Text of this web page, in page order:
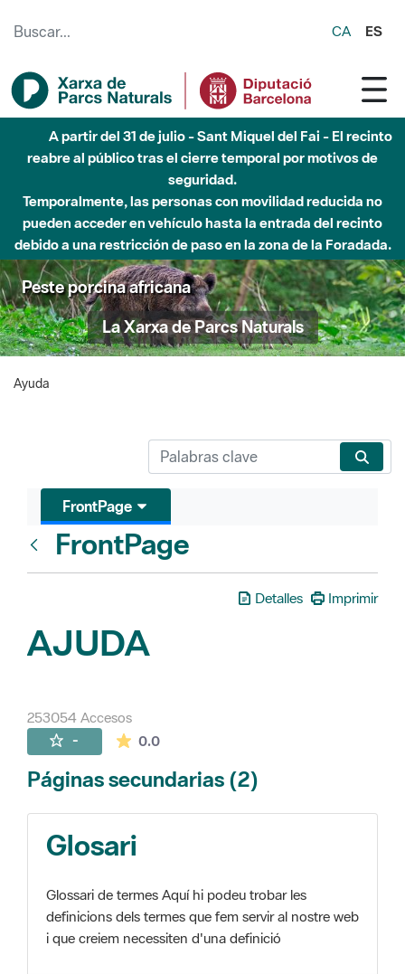
CA ES
A partir del 31 de julio - Sant Miquel del Fai - El recinto
reabre al público tras el cierre temporal por motivos de
seguridad.
Temporalmente, las personas con movilidad reducida no
pueden acceder en vehículo hasta la entrada del recinto
debido a una restricción de paso en la zona de la Foradada.
Peste porcina africana
La Xarxa de Parcs Naturals
Ayuda
FrontPage
FrontPage
Detalles Imprimir
AJUDA
253054 Accesos
- 0.0La valoración media es de 0 estrellas de
Páginas secundarias (2)
Glosari
Glossari de termes Aquí hi podeu trobar les
definicions dels termes que fem servir al nostre web
i que creiem necessiten d'una definició